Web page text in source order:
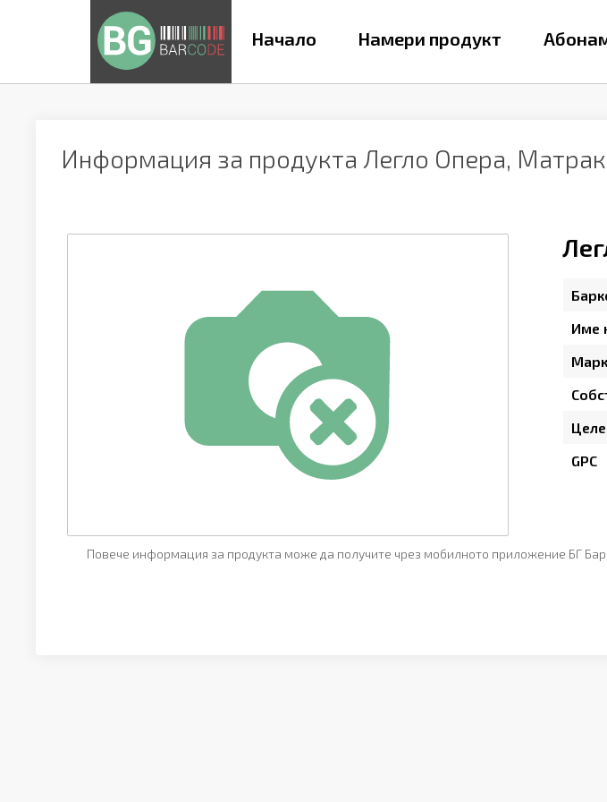
Начало Намери продукт
Информация за продукта Легло Опера,
Име
GPC
Повече информация за продукта може да получите чрез мобилното приложение БГ